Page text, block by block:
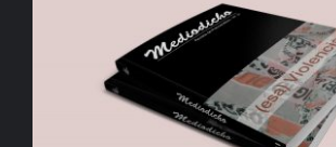
DETALLES